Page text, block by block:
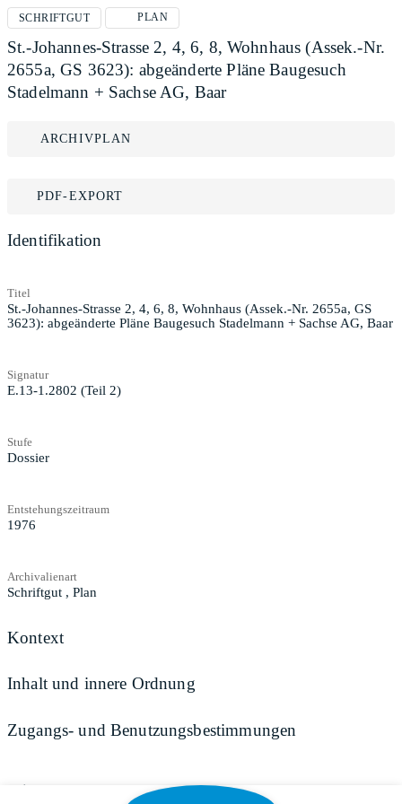
SCHRIFTGUT PLAN
St.-Johannes-Strasse 2, 4, 6, 8, Wohnhaus (Assek.-Nr.
2655a, GS 3623): abgeänderte Pläne Baugesuch
Stadelmann + Sachse AG, Baar
ARCHIVPLAN
PDF-EXPORT
Identifikation
Titel
St.-Johannes-Strasse 2, 4, 6, 8, Wohnhaus (Assek.-Nr. 2655a, GS
3623): abgeänderte Pläne Baugesuch Stadelmann + Sachse AG, Baar
Signatur
E.13-1.2802 (Teil 2)
Stufe
Dossier
Entstehungszeitraum
1976
Archivalienart
Schriftgut , Plan
Kontext
Inhalt und innere Ordnung
Zugangs- und Benutzungsbestimmungen
Teilen